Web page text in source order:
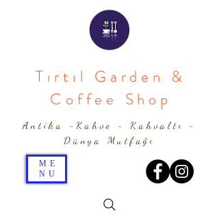
Tırtıl Garden &
Coffee Shop
ME
NU
Antika -Kahve - Kahvaltı -
Dünya Mutfağı